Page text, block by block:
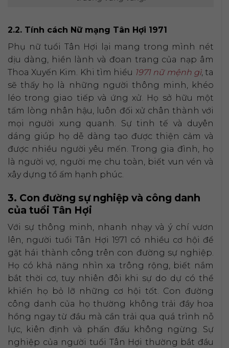
2.2. Tính cách Nữ mạng Tân Hợi 1971
Phụ nữ tuổi Tân Hợi lại mang trong mình nét
dịu dàng, hiền lành và đoan trang của nạp âm
Thoa Xuyến Kim. Khi tìm hiểu 1971 nữ mệnh gì, ta
sẽ thấy họ là những người thông minh, khéo
léo trong giao tiếp và ứng xử. Họ sở hữu một
tấm lòng nhân hậu, luôn đối xử chân thành với
mọi người xung quanh. Sự tinh tế và duyên
dáng giúp họ dễ dàng tạo được thiện cảm và
được nhiều người yêu mến. Trong gia đình, họ
là người vợ, người mẹ chu toàn, biết vun vén và
xây dựng tổ ấm hạnh phúc.
3. Con đường sự nghiệp và công danh
của tuổi Tân Hợi
Với sự thông minh, nhanh nhạy và ý chí vươn
lên, người tuổi Tân Hợi 1971 có nhiều cơ hội để
gặt hái thành công trên con đường sự nghiệp.
Họ có khả năng nhìn xa trông rộng, biết nắm
bắt thời cơ, tuy nhiên đôi khi sự do dự có thể
khiến họ bỏ lỡ những cơ hội tốt. Con đường
công danh của họ thường không trải đầy hoa
hồng ngay từ đầu mà cần trải qua quá trình nỗ
lực, kiên định và phấn đấu không ngừng. Sự
nghiệp của người tuổi Tân Hợi thường bắt đầu